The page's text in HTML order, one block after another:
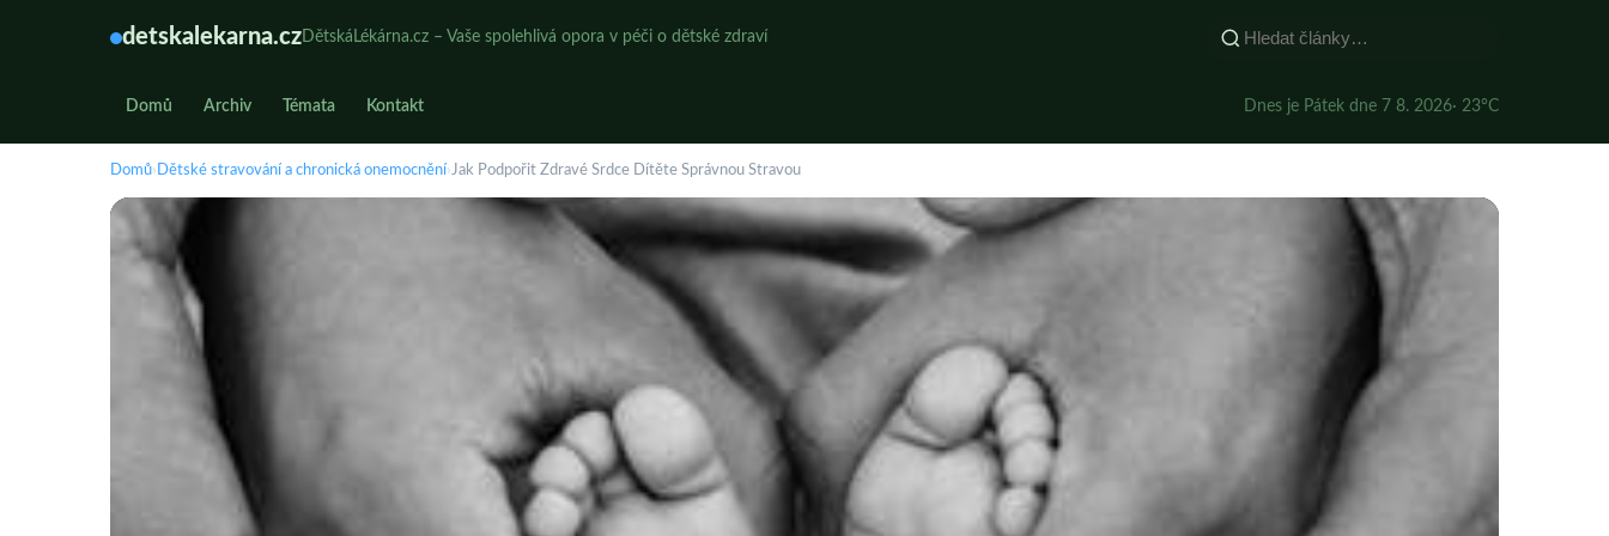
detskalekarna.czDětskáLékárna.cz – Vaše spolehlivá opora v péči o dětské zdraví
Domů Archiv Témata Kontakt Dnes je Pátek dne 7 8. 2026· 23°C
Domů› Dětské stravování a chronická onemocnění›Jak Podpořit Zdravé Srdce Dítěte Správnou Stravou